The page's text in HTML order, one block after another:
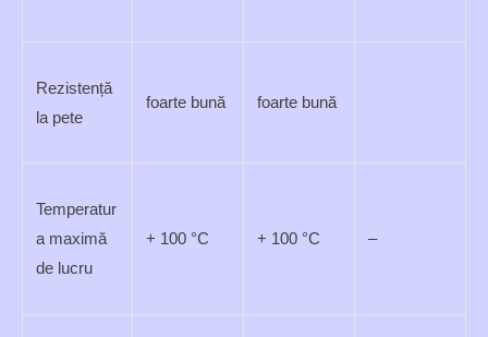
Rezistență
la pete
foarte bună foarte bună
Temperatur
a maximă
de lucru
+ 100 °C + 100 °C –